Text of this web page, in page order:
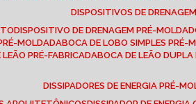
DISPOSITIVOS DE DRENAGEM
DISPOSITIVO DE DRENAGEM PRÉ-
MOLDADA BOCA DE LOBO SIMPLES PRÉ-
LEÃO PRÉ-FABRICADA BOCA DE LEÃO
DISSIPADORES DE ENERGIA PRÉ-